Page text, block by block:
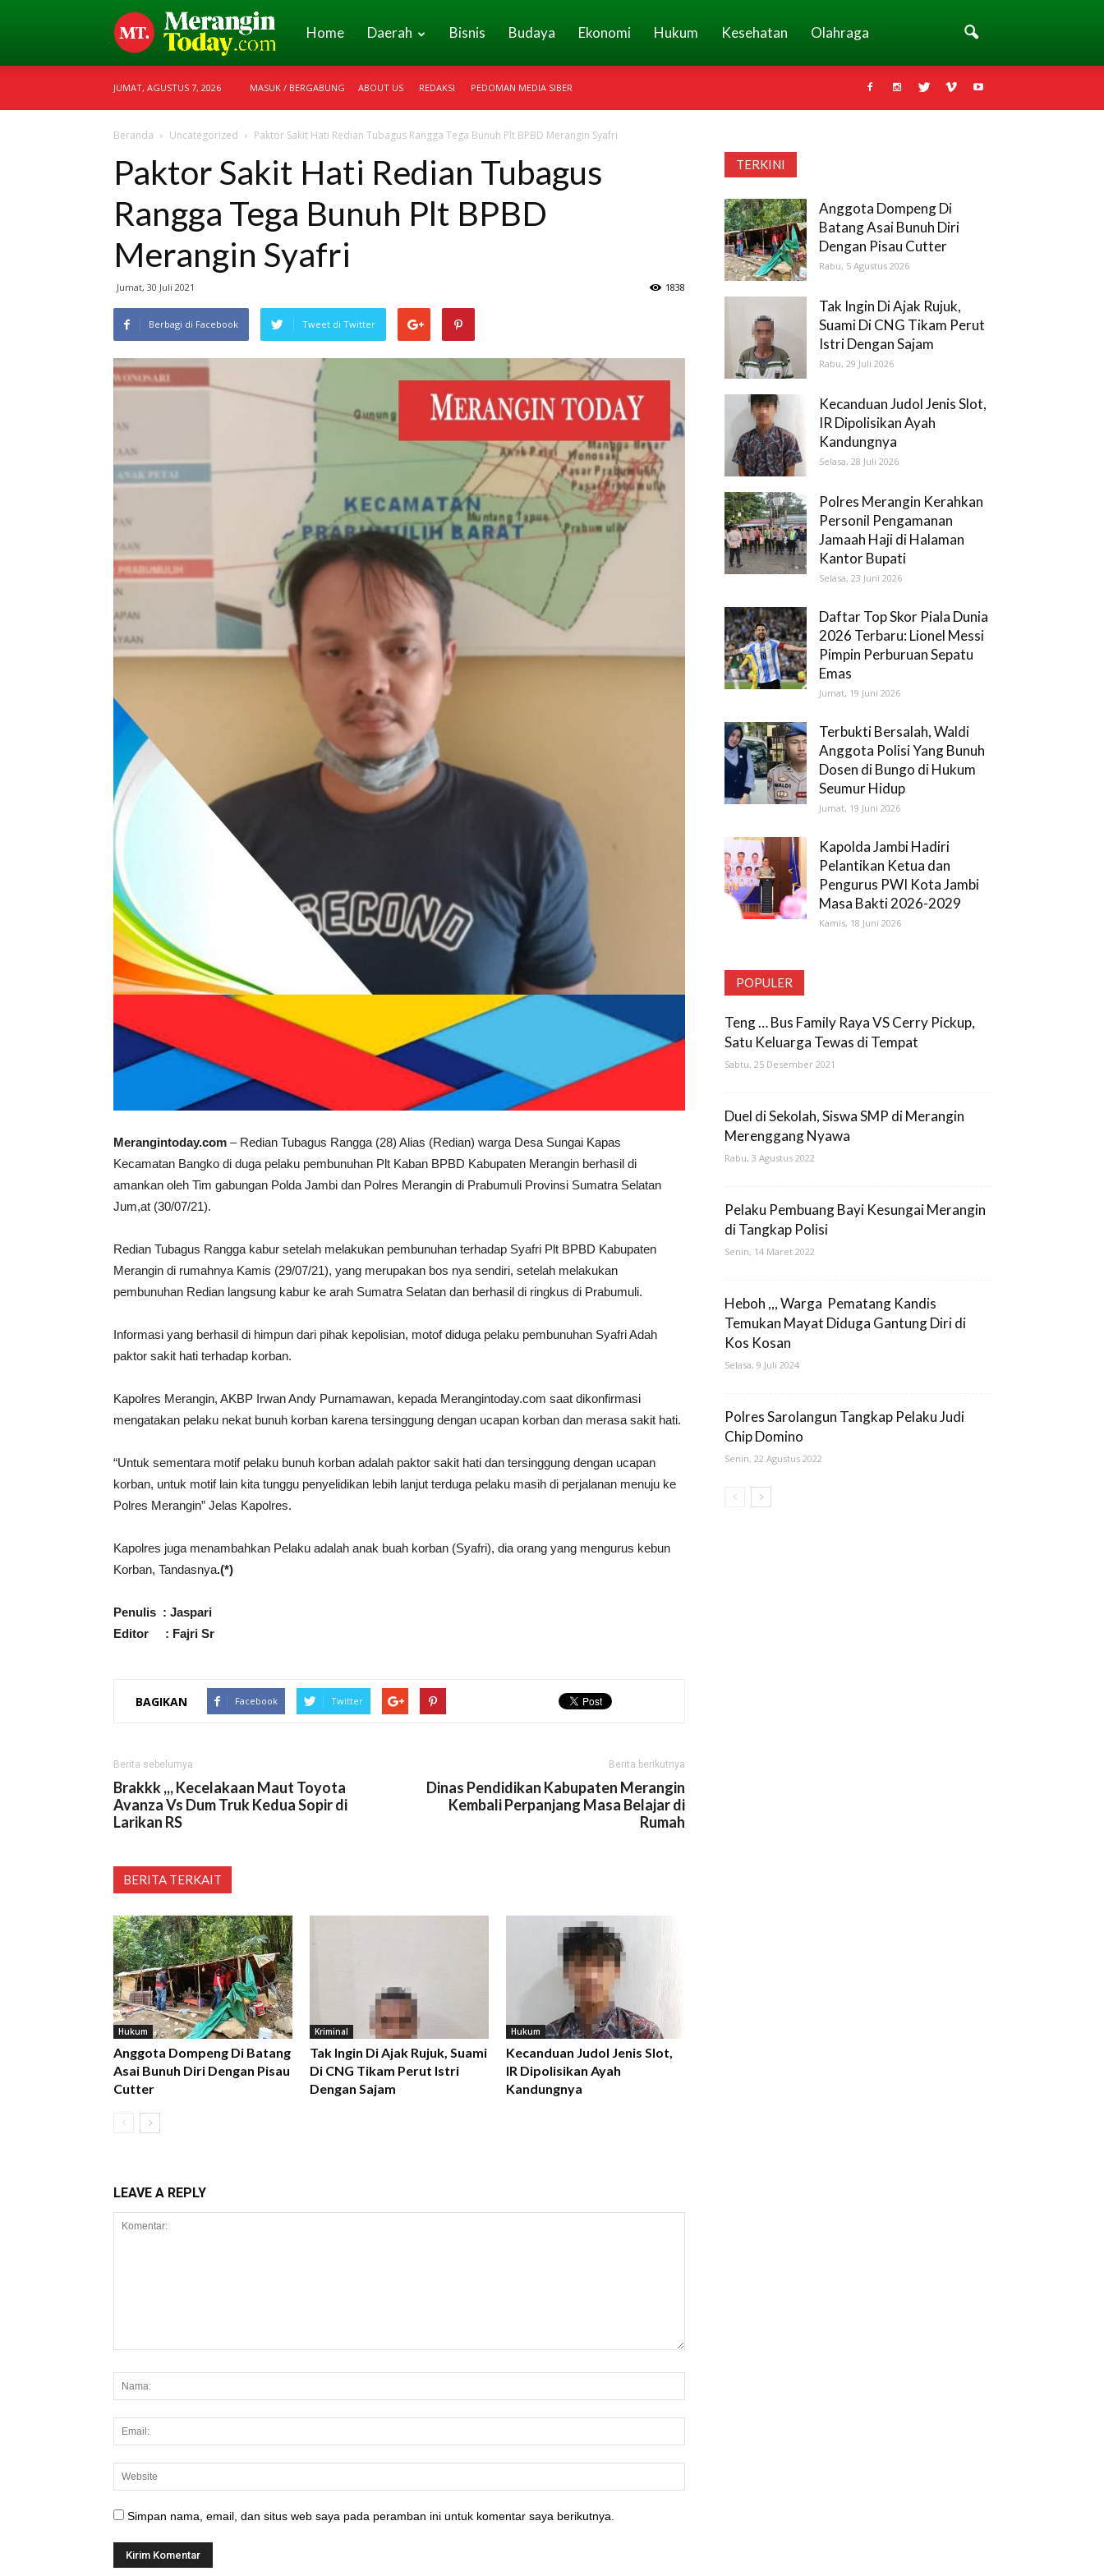
Merangin
Home Daerah Bisnis Budaya Ekonomi Hukum Kesehatan Olahraga
JUMAT, AGUSTUS 7, 2026 MASUK / BERGABUNG ABOUT US REDAKSI PEDOMAN MEDIA SIBER
Beranda Uncategorized Paktor Sakit Hati Redian Tubagus Rangga Tega Bunuh Plt BPBD Merangin Syafri
Paktor Sakit Hati Redian Tubagus
Rangga Tega Bunuh Plt BPBD
Merangin Syafri
Jumat, 30 Juli 2021 1838
Berbagi di Facebook Tweet di Twitter
Merangintoday.com – Redian Tubagus Rangga (28) Alias (Redian) warga Desa Sungai Kapas
Kecamatan Bangko di duga pelaku pembunuhan Plt Kaban BPBD Kabupaten Merangin berhasil di
amankan oleh Tim gabungan Polda Jambi dan Polres Merangin di Prabumuli Provinsi Sumatra Selatan
Jum,at (30/07/21).
Redian Tubagus Rangga kabur setelah melakukan pembunuhan terhadap Syafri Plt BPBD Kabupaten
Merangin di rumahnya Kamis (29/07/21), yang merupakan bos nya sendiri, setelah melakukan
pembunuhan Redian langsung kabur ke arah Sumatra Selatan dan berhasil di ringkus di Prabumuli.
Informasi yang berhasil di himpun dari pihak kepolisian, motof diduga pelaku pembunuhan Syafri Adah
paktor sakit hati terhadap korban.
Kapolres Merangin, AKBP Irwan Andy Purnamawan, kepada Merangintoday.com saat dikonfirmasi
mengatakan pelaku nekat bunuh korban karena tersinggung dengan ucapan korban dan merasa sakit hati.
“Untuk sementara motif pelaku bunuh korban adalah paktor sakit hati dan tersinggung dengan ucapan
korban, untuk motif lain kita tunggu penyelidikan lebih lanjut terduga pelaku masih di perjalanan menuju ke
Polres Merangin” Jelas Kapolres.
Kapolres juga menambahkan Pelaku adalah anak buah korban (Syafri), dia orang yang mengurus kebun
Korban, Tandasnya.(*)
Penulis : Jaspari
Editor : Fajri Sr
BAGIKAN Facebook Twitter
Berita sebelumya
Brakkk ,,, Kecelakaan Maut Toyota
Avanza Vs Dum Truk Kedua Sopir di
Larikan RS
Berita berikutnya
Dinas Pendidikan Kabupaten Merangin
Kembali Perpanjang Masa Belajar di
Rumah
BERITA TERKAIT
Hukum
Anggota Dompeng Di Batang
Asai Bunuh Diri Dengan Pisau
Cutter
Kriminal
Tak Ingin Di Ajak Rujuk, Suami
Di CNG Tikam Perut Istri
Dengan Sajam
Hukum
Kecanduan Judol Jenis Slot,
IR Dipolisikan Ayah
Kandungnya
LEAVE A REPLY
Simpan nama, email, dan situs web saya pada peramban ini untuk komentar saya berikutnya.
TERKINI
Anggota Dompeng Di
Batang Asai Bunuh Diri
Dengan Pisau Cutter
Rabu, 5 Agustus 2026
Tak Ingin Di Ajak Rujuk,
Suami Di CNG Tikam Perut
Istri Dengan Sajam
Rabu, 29 Juli 2026
Kecanduan Judol Jenis Slot,
IR Dipolisikan Ayah
Kandungnya
Selasa, 28 Juli 2026
Polres Merangin Kerahkan
Personil Pengamanan
Jamaah Haji di Halaman
Kantor Bupati
Selasa, 23 Juni 2026
Daftar Top Skor Piala Dunia
2026 Terbaru: Lionel Messi
Pimpin Perburuan Sepatu
Emas
Jumat, 19 Juni 2026
Terbukti Bersalah, Waldi
Anggota Polisi Yang Bunuh
Dosen di Bungo di Hukum
Seumur Hidup
Jumat, 19 Juni 2026
Kapolda Jambi Hadiri
Pelantikan Ketua dan
Pengurus PWI Kota Jambi
Masa Bakti 2026-2029
Kamis, 18 Juni 2026
POPULER
Teng … Bus Family Raya VS Cerry Pickup,
Satu Keluarga Tewas di Tempat
Sabtu, 25 Desember 2021
Duel di Sekolah, Siswa SMP di Merangin
Merenggang Nyawa
Rabu, 3 Agustus 2022
Pelaku Pembuang Bayi Kesungai Merangin
di Tangkap Polisi
Senin, 14 Maret 2022
Heboh ,,, Warga Pematang Kandis
Temukan Mayat Diduga Gantung Diri di
Kos Kosan
Selasa, 9 Juli 2024
Polres Sarolangun Tangkap Pelaku Judi
Chip Domino
Senin, 22 Agustus 2022